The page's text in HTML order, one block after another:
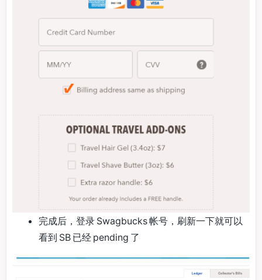
完成后，登录 Swagbucks 帐号，刷新一下就可以
看到 SB 已经 pending 了